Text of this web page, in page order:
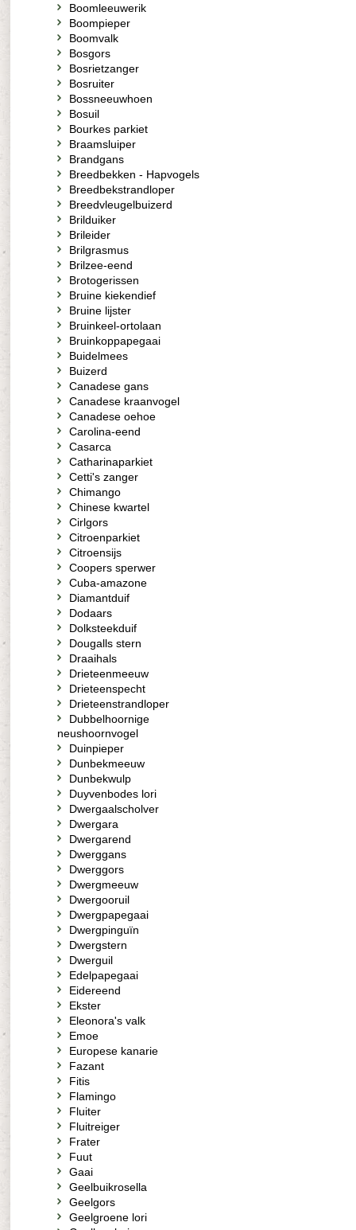
Boomleeuwerik
Boompieper
Boomvalk
Bosgors
Bosrietzanger
Bosruiter
Bossneeuwhoen
Bosuil
Bourkes parkiet
Braamsluiper
Brandgans
Breedbekken - Hapvogels
Breedbekstrandloper
Breedvleugelbuizerd
Brilduiker
Brileider
Brilgrasmus
Brilzee-eend
Brotogerissen
Bruine kiekendief
Bruine lijster
Bruinkeel-ortolaan
Bruinkoppapegaai
Buidelmees
Buizerd
Canadese gans
Canadese kraanvogel
Canadese oehoe
Carolina-eend
Casarca
Catharinaparkiet
Cetti's zanger
Chimango
Chinese kwartel
Cirlgors
Citroenparkiet
Citroensijs
Coopers sperwer
Cuba-amazone
Diamantduif
Dodaars
Dolksteekduif
Dougalls stern
Draaihals
Drieteenmeeuw
Drieteenspecht
Drieteenstrandloper
Dubbelhoornige
neushoornvogel
Duinpieper
Dunbekmeeuw
Dunbekwulp
Duyvenbodes lori
Dwergaalscholver
Dwergara
Dwergarend
Dwerggans
Dwerggors
Dwergmeeuw
Dwergooruil
Dwergpapegaai
Dwergpinguïn
Dwergstern
Dwerguil
Edelpapegaai
Eidereend
Ekster
Eleonora's valk
Emoe
Europese kanarie
Fazant
Fitis
Flamingo
Fluiter
Fluitreiger
Frater
Fuut
Gaai
Geelbuikrosella
Geelgors
Geelgroene lori